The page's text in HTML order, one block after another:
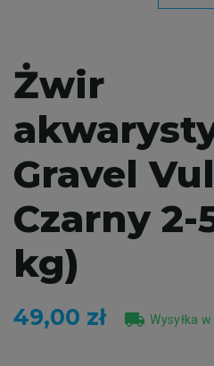
Żwir
Gravel
Czarny 2-
kg)
49,00 zł local_shipping Wysyłka w